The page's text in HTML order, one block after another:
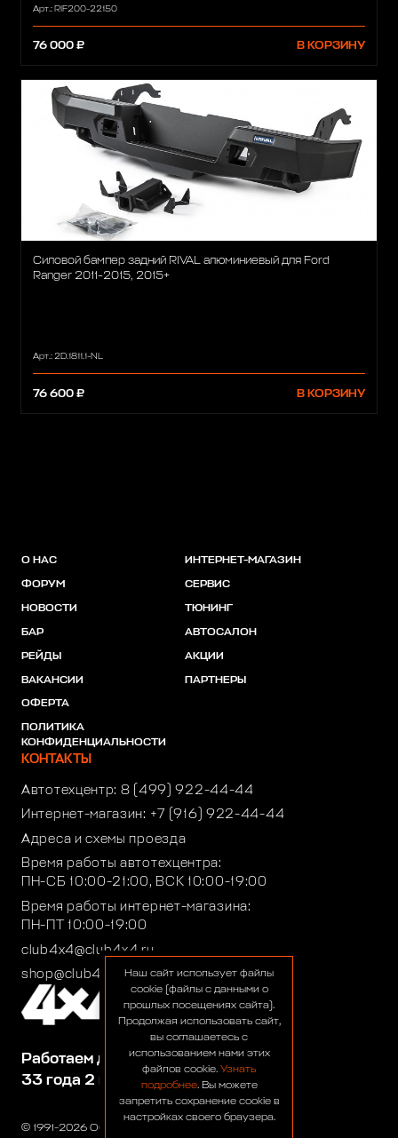
Арт.: RIF200-22150
76 000 ₽ В КОРЗИНУ
Силовой бампер задний RIVAL алюминиевый для Ford
Ranger 2011-2015, 2015+
Арт.: 2D.1811.1-NL
76 600 ₽ В КОРЗИНУ
© 1991-2026 ООО «Сервис 4х4»
Работаем для вас:
33 года 2 месяца 23 дня
О НАС
ФОРУМ
НОВОСТИ
БАР
РЕЙДЫ
ВАКАНСИИ
ОФЕРТА
ПОЛИТИКА
КОНФИДЕНЦИАЛЬНОСТИ
ИНТЕРНЕТ-МАГАЗИН
СЕРВИС
ТЮНИНГ
АВТОСАЛОН
АКЦИИ
ПАРТНЕРЫ
КОНТАКТЫ
Автотехцентр: 8 (499) 922-44-44
Интернет-магазин: +7 (916) 922-44-44
Адреса и схемы проезда
Время работы автотехцентра:
ПН-СБ 10:00-21:00, ВСК 10:00-19:00
Время работы интернет-магазина:
ПН-ПТ 10:00-19:00
club4x4@club4x4.ru
shop@club4x4.ruНаш сайт использует файлы
cookie (файлы с данными о
прошлых посещениях сайта).
Продолжая использовать сайт,
вы соглашаетесь с
использованием нами этих
файлов cookie. Узнать
подробнее. Вы можете
запретить сохранение cookie в
настройках своего браузера.